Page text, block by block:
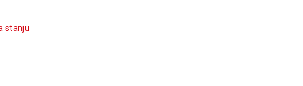
stanju